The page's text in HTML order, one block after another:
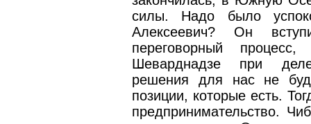
силы. Надо было
Алексеевич? Он
переговорный
Шеварднадзе при деле,
решения для нас не
позиции, которые есть.
предпринимательство.